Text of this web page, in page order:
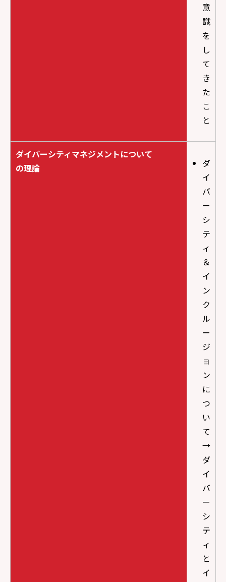
意
識
を
し
て
き
た
こ
と
ダイバーシティマネジメントについて
の理論
ダ
イ
バ
ー
シ
テ
ィ
＆
イ
ン
ク
ル
ー
ジ
ョ
ン
に
つ
い
て
→
ダ
イ
バ
ー
シ
テ
ィ
と
イ